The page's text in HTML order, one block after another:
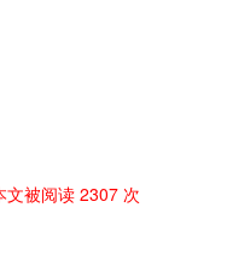
被阅读 2307 次